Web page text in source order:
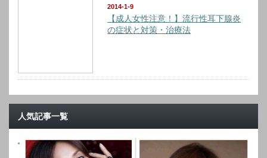
2014-1-9
【成人女性注意！】流行性耳下腺炎
の症状と対策・治療法
人気記事一覧